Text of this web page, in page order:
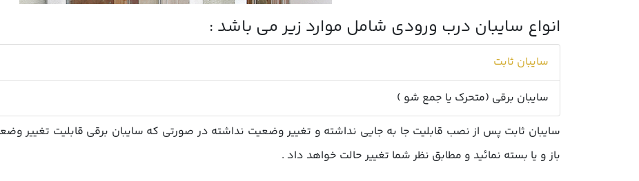
انواع سایبان درب ورودی شامل موارد زیر می باشد :
سایبان ثابت
سایبان برقی (متحرک یا جمع شو )
سایبان ثابت پس از نصب قابلیت جا به جایی نداشته و تغییر وضعیت نداشته در صورتی که سایبان برقی قابلیت تغییر
باز و یا بسته نمائید و مطابق نظر شما تغییر حالت خواهد داد .